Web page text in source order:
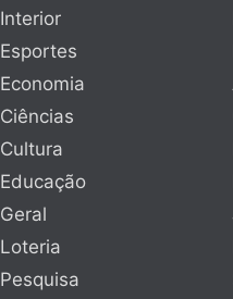
Interior
Esportes
Economia
Ciências
Cultura
Educação
Geral
Loteria
Pesquisa